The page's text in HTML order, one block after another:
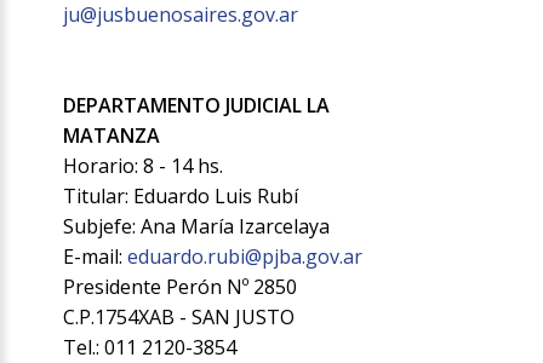
ju@jusbuenosaires.gov.ar
DEPARTAMENTO JUDICIAL LA
MATANZA
Horario: 8 - 14 hs.
Titular: Eduardo Luis Rubí
Subjefe: Ana María Izarcelaya
E-mail:eduardo.rubi@pjba.gov.ar
Presidente Perón Nº 2850
C.P.1754XAB - SAN JUSTO
Tel.: 011 2120-3854